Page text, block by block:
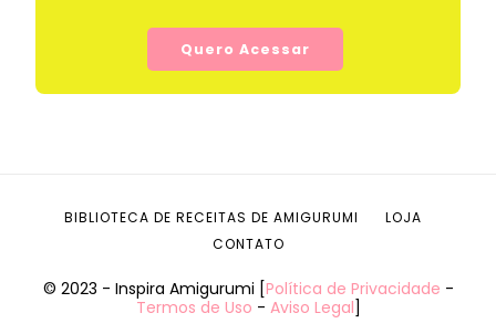
Quero Acessar
© 2023 - Inspira Amigurumi [Política de Privacidade -
Termos de Uso - Aviso Legal]
BIBLIOTECA DE RECEITAS DE AMIGURUMI
LOJA
CONTATO